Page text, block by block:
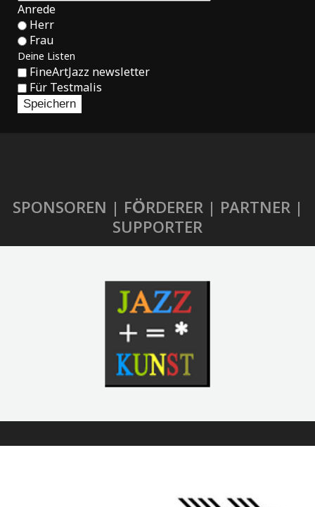
Anrede
Herr
Frau
Deine Listen
FineArtJazz newsletter
Für Testmalis
SPONSOREN | FÖRDERER | PARTNER |
SUPPORTER